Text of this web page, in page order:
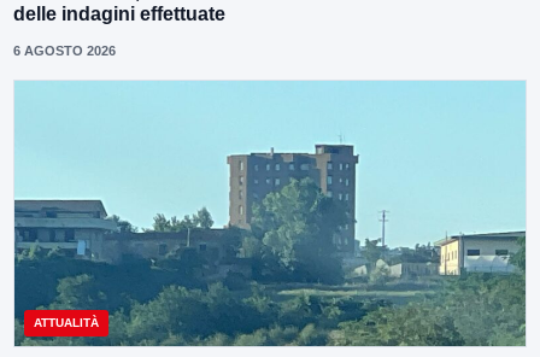
delle indagini effettuate
6 AGOSTO 2026
ATTUALITÀ